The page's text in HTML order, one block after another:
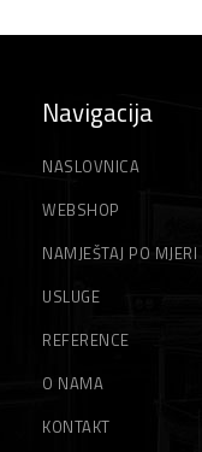
Navigacija
NASLOVNICA
WEBSHOP
NAMJEŠTAJ PO MJERI
USLUGE
REFERENCE
O NAMA
KONTAKT